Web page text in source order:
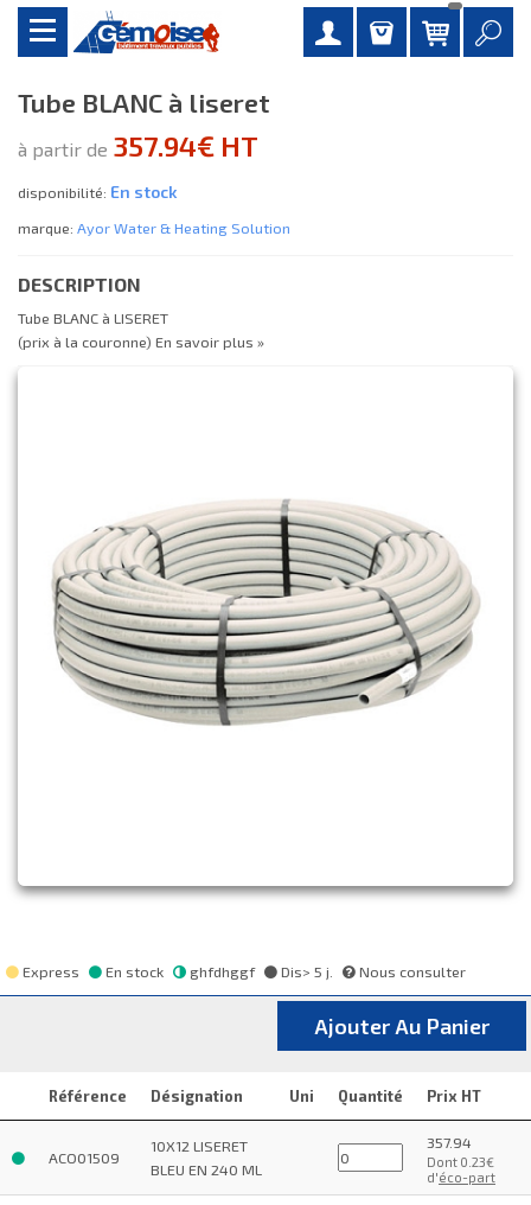
Tube BLANC à liseret
à partir de 357.94€ HT
disponibilité: En stock
marque: Ayor Water & Heating Solution
DESCRIPTION
Tube BLANC à LISERET
(prix à la couronne) En savoir plus »
Express En stock ghfdhggf Dis> 5 j. Nous consulter
Ajouter Au Panier
Référence Désignation Uni Quantité Prix HT
ACO01509
10X12 LISERET
BLEU EN 240 ML
357.94
Dont 0.23€
d'éco-part